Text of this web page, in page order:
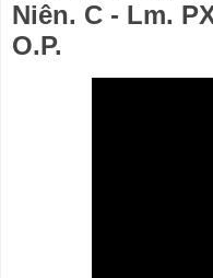
Niên. C - Lm.
O.P.